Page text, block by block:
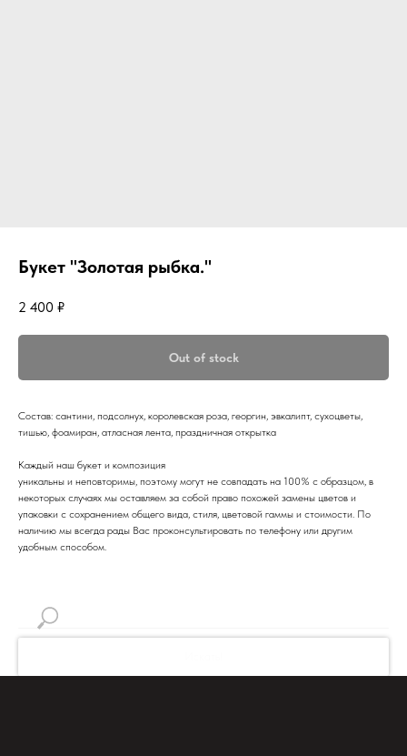
Букет "Золотая рыбка."
2 400 ₽
Out of stock
Состав: сантини, подсолнух, королевская роза, георгин, эвкалипт, сухоцветы,
тишью, фоамиран, атласная лента, праздничная открытка
Каждый наш букет и композиция
уникальны и неповторимы, поэтому могут не совпадать на 100% с образцом, в
некоторых случаях мы оставляем за собой право похожей замены цветов и
упаковки с сохранением общего вида, стиля, цветовой гаммы и стоимости. По
наличию мы всегда рады Вас проконсультировать по телефону или другим
удобным способом.